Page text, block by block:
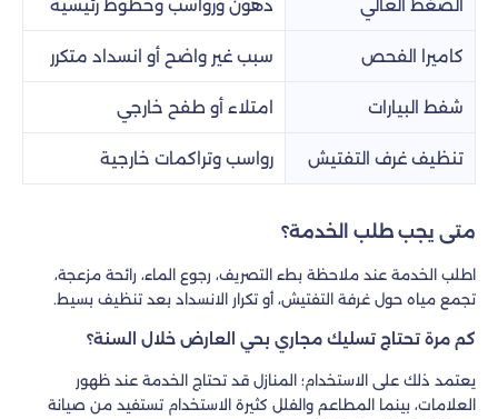
الضغط العالي دهون ورواسب وخطوط رئيسية
كاميرا الفحص سبب غير واضح أو انسداد متكرر
شفط البيارات امتلاء أو طفح خارجي
تنظيف غرف التفتيش رواسب وتراكمات خارجية
متى يجب طلب الخدمة؟
اطلب الخدمة عند ملاحظة بطء التصريف، رجوع الماء، رائحة مزعجة،
تجمع مياه حول غرفة التفتيش، أو تكرار الانسداد بعد تنظيف بسيط.
كم مرة تحتاج تسليك مجاري بحي العارض خلال السنة؟
يعتمد ذلك على الاستخدام؛ المنازل قد تحتاج الخدمة عند ظهور
العلامات، بينما المطاعم والفلل كثيرة الاستخدام تستفيد من صيانة